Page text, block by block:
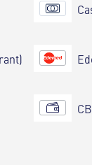
CB